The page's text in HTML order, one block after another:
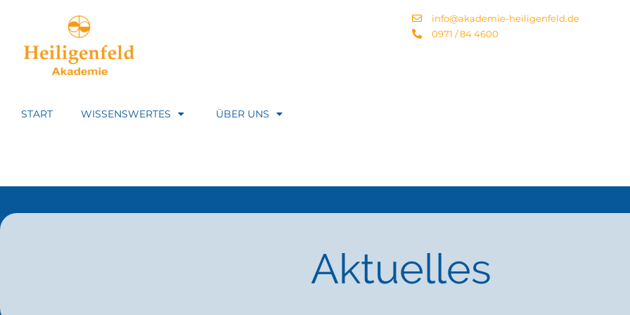
info@akademie-heiligenfeld.de
0971 / 84 4600
START WISSENSWERTES ÜBER UNS
Aktuelles